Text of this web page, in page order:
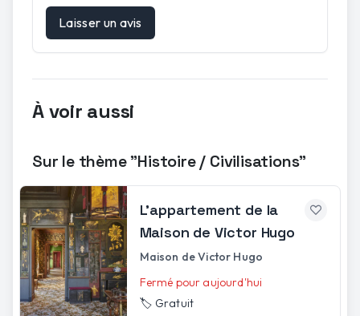
Laisser un avis
À voir aussi
Sur le thème "Histoire / Civilisations"
L'appartement de la
Maison de Victor Hugo
Maison de Victor Hugo
Fermé pour aujourd'hui
🏷️ Gratuit